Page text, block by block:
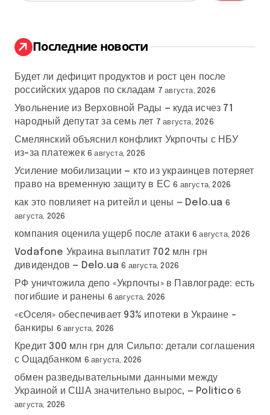
:
Последние новости
Будет ли дефицит продуктов и рост цен после
российских ударов по складам 7 августа, 2026
Увольнение из Верховной Рады — куда исчез 71
народный депутат за семь лет 7 августа, 2026
Смелянский объяснил конфликт Укрпочты с НБУ
из-за платежек 6 августа, 2026
Усиление мобилизации — кто из украинцев потеряет
право на временную защиту в ЕС 6 августа, 2026
как это повлияет на ритейл и цены — Delo.ua 6
августа, 2026
компания оценила ущерб после атаки 6 августа, 2026
Vodafone Украина выплатит 702 млн грн
дивидендов — Delo.ua 6 августа, 2026
РФ уничтожила депо «Укрпочты» в Павлограде: есть
погибшие и ранены 6 августа, 2026
«єОселя» обеспечивает 93% ипотеки в Украине –
банкиры 6 августа, 2026
Кредит 300 млн грн для Сильпо: детали соглашения
с Ощадбанком 6 августа, 2026
обмен разведывательными данными между
Украиной и США значительно вырос, — Politico 6
августа, 2026